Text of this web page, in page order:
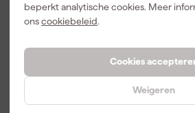
beperkt analytische cookies. Meer
onscookiebeleid.
Cookies
Weigeren
Makita DJV186Z LXT 18V
Li-ion Accu
18V